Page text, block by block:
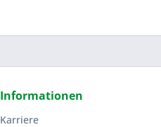
Informationen
Karriere